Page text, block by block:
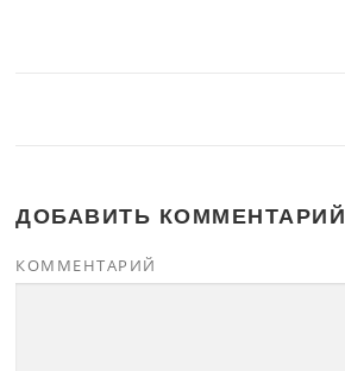
ДОБАВИТЬ КОММЕНТАРИЙ
КОММЕНТАРИЙ